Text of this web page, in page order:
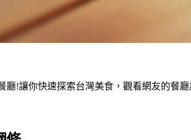
!讓你快速探索台灣美食，觀看網友的餐